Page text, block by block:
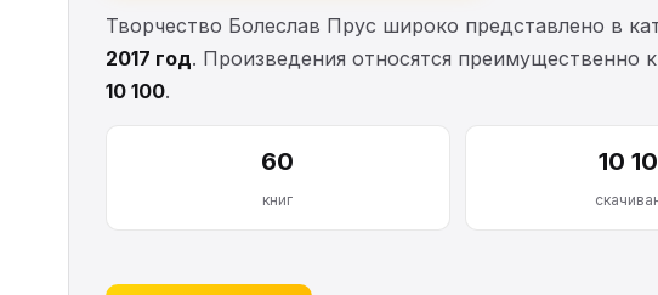
Творчество Болеслав Прус широко представлено в
2017 год. Произведения относятся преимущественно
10 100.
60
книг
10